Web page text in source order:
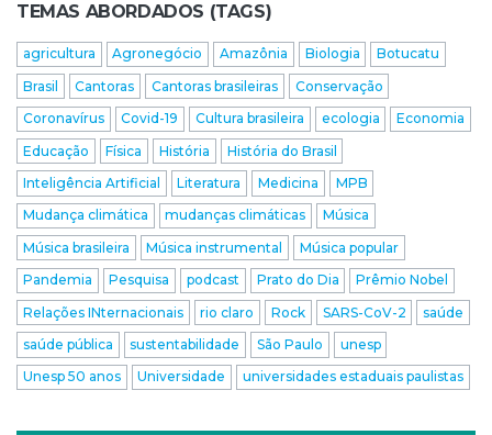
TEMAS ABORDADOS (TAGS)
agricultura Agronegócio Amazônia Biologia
Botucatu
Brasil
Cantoras Cantoras brasileiras
Conservação
Coronavírus
Covid-19 Cultura brasileira ecologia
Economia
Educação
Física História
História do Brasil
Inteligência Artificial
Literatura Medicina
MPB
Mudança climática
mudanças climáticas
Música
Música brasileira
Música instrumental
Música popular
Pandemia
Pesquisa podcast Prato do Dia
Prêmio Nobel
Relações INternacionais
rio claro Rock SARS-CoV-2
saúde
saúde pública
sustentabilidade São Paulo
unesp
Unesp 50 anos
Universidade universidades estaduais paulistas